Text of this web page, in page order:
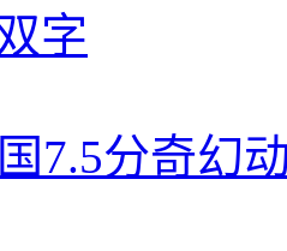
字
7.5分奇幻